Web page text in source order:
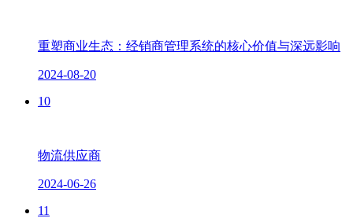
重塑商业生态：经销商管理系统的核心价值与深远影响
2024-08-20
10
物流供应商
2024-06-26
11